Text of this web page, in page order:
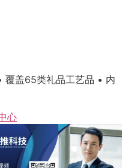
覆盖65类礼品工艺品 • 内
心